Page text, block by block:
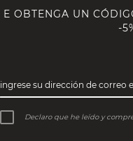
E OBTENGA UN
-
ingrese su dirección de correo
Declaro que he leído y